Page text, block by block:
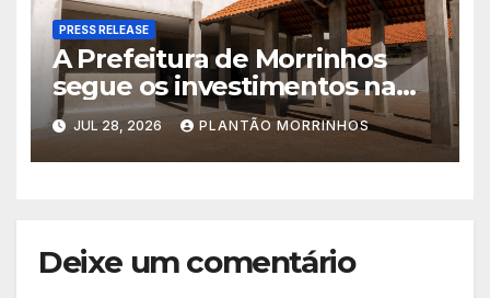
PRESS RELEASE
A Prefeitura de Morrinhos
segue os investimentos na
educação. A obra da Escola
Municipal Eudóxio de
Figueiredo avança em ritmo
JUL 28, 2026 PLANTÃO MORRINHOS
Deixe um comentário